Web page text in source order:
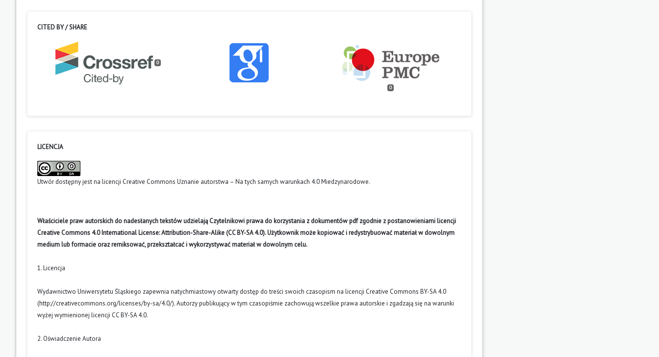
CITED BY / SHARE
0
0
LICENCJA
Utwór dostępny jest na licencji Creative Commons Uznanie autorstwa – Na tych samych warunkach 4.0 Miedzynarodowe.
Właściciele praw autorskich do nadesłanych tekstów udzielają Czytelnikowi prawa do korzystania z dokumentów pdf zgodnie z postanowieniami licencji
Creative Commons 4.0 International License: Attribution-Share-Alike (CC BY-SA 4.0). Użytkownik może kopiować i redystrybuować materiał w dowolnym
medium lub formacie oraz remiksować, przekształcać i wykorzystywać materiał w dowolnym celu.
1. Licencja
Wydawnictwo Uniwersytetu Śląskiego zapewnia natychmiastowy otwarty dostęp do treści swoich czasopism na licencji Creative Commons BY-SA 4.0
(http://creativecommons.org/licenses/by-sa/4.0/). Autorzy publikujący w tym czasopiśmie zachowują wszelkie prawa autorskie i zgadzają się na warunki
wyżej wymienionej licencji CC BY-SA 4.0.
2. Oświadczenie Autora